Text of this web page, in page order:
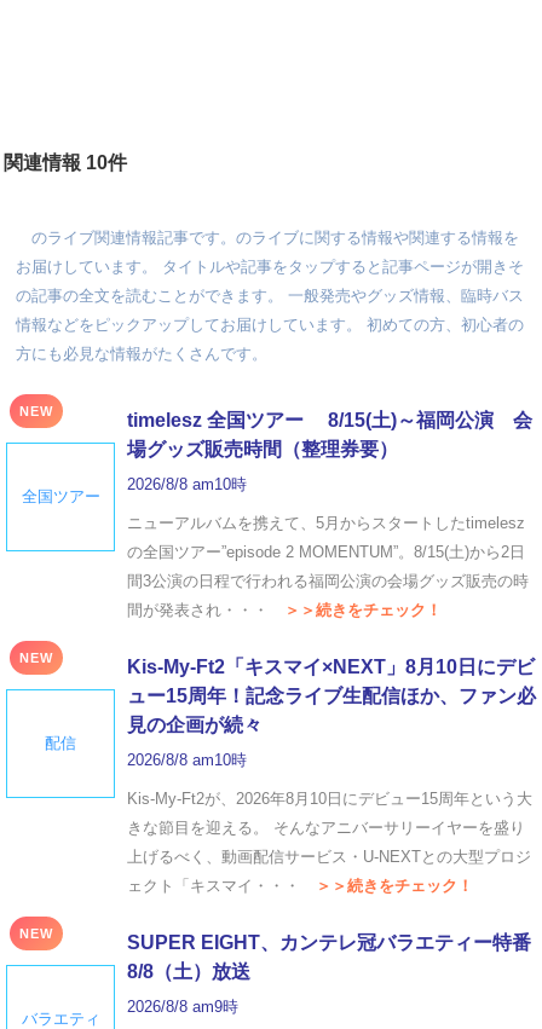
関連情報 10件
のライブ関連情報記事です。のライブに関する情報や関連する情報を
お届けしています。 タイトルや記事をタップすると記事ページが開きそ
の記事の全文を読むことができます。 一般発売やグッズ情報、臨時バス
情報などをピックアップしてお届けしています。 初めての方、初心者の
方にも必見な情報がたくさんです。
NEW
全国ツアー
timelesz 全国ツアー 8/15(土)～福岡公演 会
場グッズ販売時間（整理券要）
2026/8/8 am10時
ニューアルバムを携えて、5月からスタートしたtimelesz
の全国ツアー”episode 2 MOMENTUM”。8/15(土)から2日
間3公演の日程で行われる福岡公演の会場グッズ販売の時
間が発表され・・・
＞＞続きをチェック！
NEW
配信
Kis-My-Ft2「キスマイ×NEXT」8月10日にデビ
ュー15周年！記念ライブ生配信ほか、ファン必
見の企画が続々
2026/8/8 am10時
Kis-My-Ft2が、2026年8月10日にデビュー15周年という大
きな節目を迎える。 そんなアニバーサリーイヤーを盛り
上げるべく、動画配信サービス・U-NEXTとの大型プロジ
ェクト「キスマイ・・・
＞＞続きをチェック！
NEW
バラエティ
SUPER EIGHT、カンテレ冠バラエティー特番
8/8（土）放送
2026/8/8 am9時